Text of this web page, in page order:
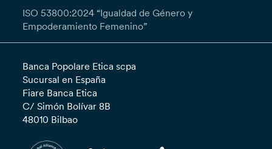
ISO 53800:2024 “Igualdad de Género y
Empoderamiento Femenino”
Banca Popolare Etica scpa
Sucursal en España
Fiare Banca Etica
C/ Simón Bolívar 8B
48010 Bilbao